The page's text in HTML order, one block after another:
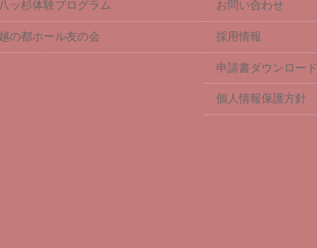
八ッ杉体験プログラム
越の都ホール友の会
お問い合わせ
採用情報
申請書ダウンロード
個人情報保護方針